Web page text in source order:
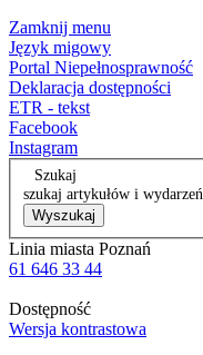
Zamknij menu
Język migowy
Portal Niepełnosprawność
Deklaracja dostępności
ETR - tekst
Facebook
Instagram
Szukaj
szukaj artykułów i wydarzeń
Wyszukaj
Linia miasta Poznań
61 646 33 44
Dostępność
Wersja kontrastowa